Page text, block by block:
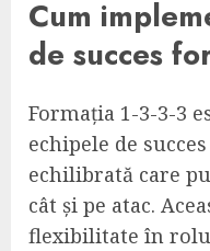
Cum
de succes
Formația 1-3-3-3
echipele de
echilibrată care
cât și pe atac.
flexibilitate în